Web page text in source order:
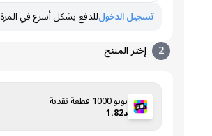
تسجيل الدخولللدفع بشكل أسرع في المرة القادمة
إختر المنتج
بوبو 1000 قطعة نقدية